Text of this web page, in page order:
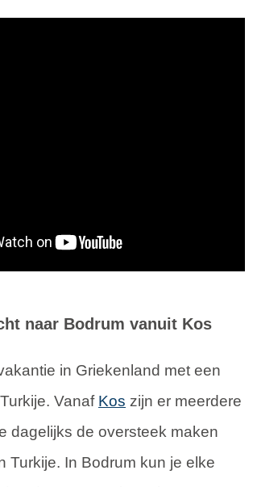
naar Bodrum vanuit Kos
in Griekenland met een
Vanaf Kos zijn er meerdere
dagelijks de oversteek maken
Turkije. In Bodrum kun je elke